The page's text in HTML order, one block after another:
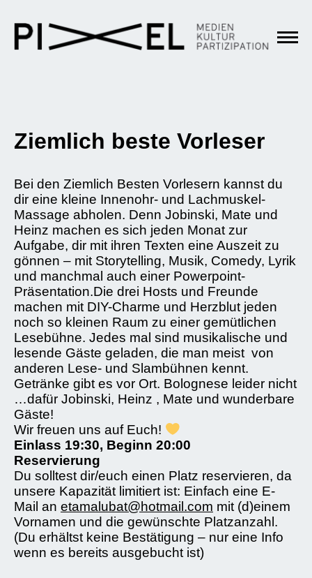
Ziemlich beste Vorleser
Bei den Ziemlich Besten Vorlesern kannst du
dir eine kleine Innenohr- und Lachmuskel-
Massage abholen. Denn Jobinski, Mate und
Heinz machen es sich jeden Monat zur
Aufgabe, dir mit ihren Texten eine Auszeit zu
gönnen – mit Storytelling, Musik, Comedy, Lyrik
und manchmal auch einer Powerpoint-
Präsentation.Die drei Hosts und Freunde
machen mit DIY-Charme und Herzblut jeden
noch so kleinen Raum zu einer gemütlichen
Lesebühne. Jedes mal sind musikalische und
lesende Gäste geladen, die man meist von
anderen Lese- und Slambühnen kennt.
Getränke gibt es vor Ort. Bolognese leider nicht
…dafür Jobinski, Heinz , Mate und wunderbare
Gäste!
Wir freuen uns auf Euch!
Einlass 19:30, Beginn 20:00
Reservierung
Du solltest dir/euch einen Platz reservieren, da
unsere Kapazität limitiert ist: Einfach eine E-
Mail an etamalubat@hotmail.com mit (d)einem
Vornamen und die gewünschte Platzanzahl.
(Du erhältst keine Bestätigung – nur eine Info
wenn es bereits ausgebucht ist)